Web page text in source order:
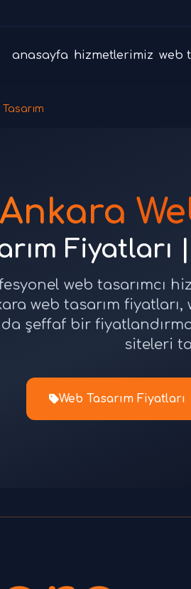
anasayfa hizmetlerimiz web
Ankara
web tasarımcı
web tasarım
şeffaf bir
siteleri
Web Tasarım Fiyatları